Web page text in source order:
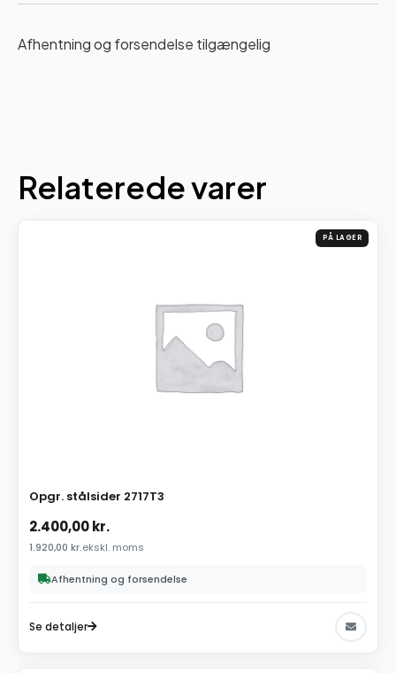
Afhentning og forsendelse tilgængelig
Relaterede varer
PÅ LAGER
Opgr. stålsider 2717T3
2.400,00kr.
1.920,00 kr.ekskl. moms
Afhentning og forsendelse
Se detaljer